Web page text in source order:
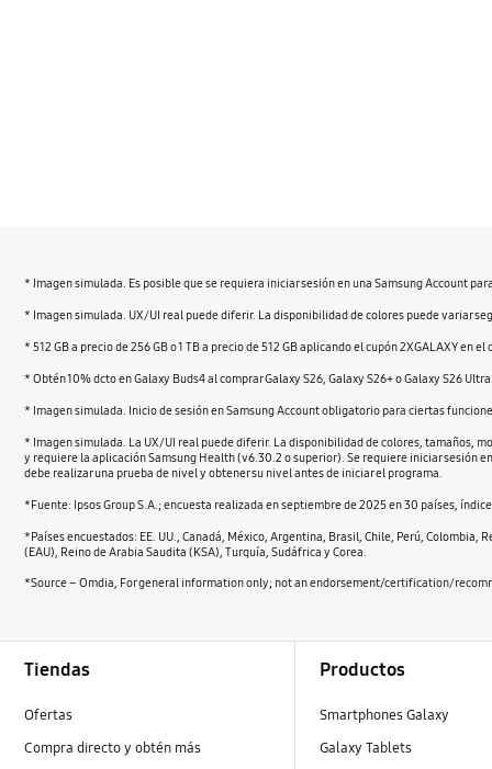
* Imagen simulada. Es posible que se requiera iniciar sesión en una Samsung Account
* Imagen simulada. UX/UI real puede diferir. La disponibilidad de colores puede variar
* 512 GB a precio de 256 GB o 1 TB a precio de 512 GB aplicando el cupón 2XGALAXY
* Obtén 10% dcto en Galaxy Buds4 al comprar Galaxy S26, Galaxy S26+ o Galaxy S26
* Imagen simulada. Inicio de sesión en Samsung Account obligatorio para ciertas
* Imagen simulada. La UX/UI real puede diferir. La disponibilidad de colores, tamaños,
y requiere la aplicación Samsung Health (v6.30.2 o superior). Se requiere iniciar sesión
debe realizar una prueba de nivel y obtener su nivel antes de iniciar el programa.
*Fuente: Ipsos Group S.A.; encuesta realizada en septiembre de 2025 en 30 países,
*Países encuestados: EE. UU., Canadá, México, Argentina, Brasil, Chile, Perú,
(EAU), Reino de Arabia Saudita (KSA), Turquía, Sudáfrica y Corea.
*Source – Omdia, For general information only; not an endorsement/certification/
Tiendas
Ofertas
Compra directo y obtén más
Productos
Smartphones Galaxy
Galaxy Tablets